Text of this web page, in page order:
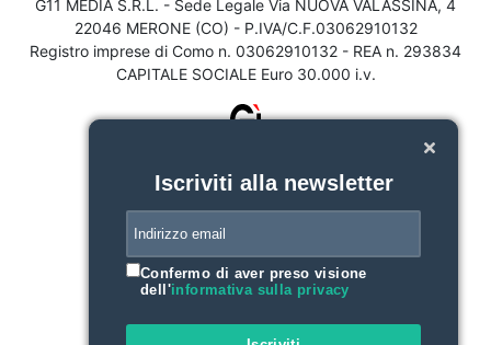
G11 MEDIA S.R.L. - Sede Legale Via NUOVA VALASSINA, 4
22046 MERONE (CO) - P.IVA/C.F.03062910132
Registro imprese di Como n. 03062910132 - REA n. 293834
CAPITALE SOCIALE Euro 30.000 i.v.
Iscriviti alla newsletter
Confermo di aver preso visione
dell'informativa sulla privacy